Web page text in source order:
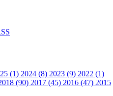
(1) 2024 (8) 2023 (9) 2022 (1)
(90) 2017 (45) 2016 (47) 2015